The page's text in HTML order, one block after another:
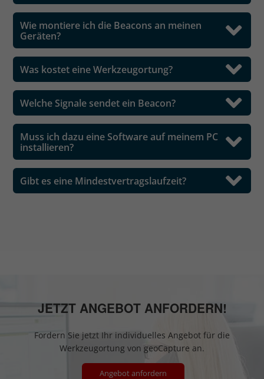
Wie montiere ich die Beacons an meinen
Geräten?
Was kostet eine Werkzeugortung?
Welche Signale sendet ein Beacon?
Muss ich dazu eine Software auf meinem PC
installieren?
Gibt es eine Mindestvertragslaufzeit?
JETZT ANGEBOT ANFORDERN!
Fordern Sie jetzt Ihr individuelles Angebot für die
Werkzeugortung von geoCapture an.
Angebot anfordern